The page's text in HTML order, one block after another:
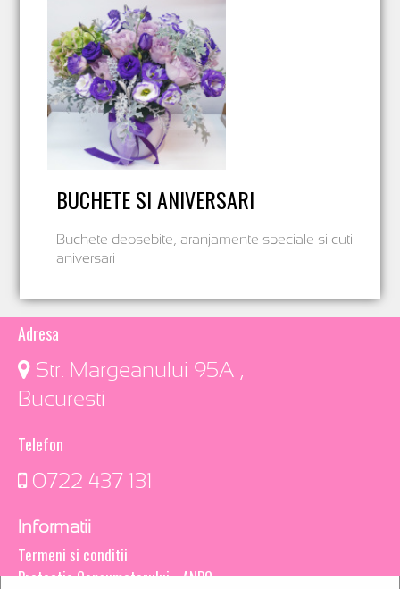
BUCHETE SI ANIVERSARI
Buchete deosebite, aranjamente speciale si cutii
aniversari
Adresa
​ Str. Margeanului 95A ,
Bucuresti
Telefon
0722 437 131
Informatii
Termeni si conditii
Protectia Consumatorului - ANPC